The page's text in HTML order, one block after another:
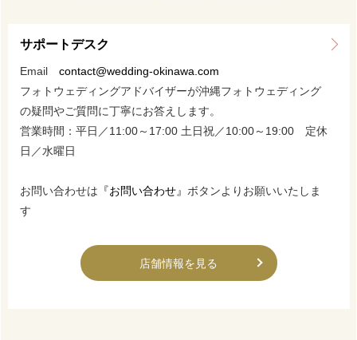
サポートデスク
Email contact@wedding-okinawa.com
フォトウェディングアドバイザーが沖縄フォトウェディング
の疑問やご質問に丁寧にお答えします。
営業時間：平日／11:00～17:00 土日祝／10:00～19:00 定休
日／水曜日
お問い合わせは 『お問い合わせ』 ボタンよりお願いいたしま
す
店舗情報を見る